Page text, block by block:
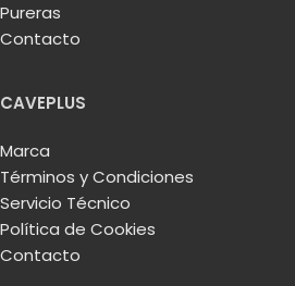
Pureras
Contacto
CAVEPLUS
Marca
Términos y Condiciones
Servicio Técnico
Política de Cookies
Contacto